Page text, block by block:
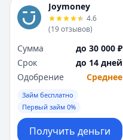
Joymoney
4.6
(19отзывов)
Сумма
до 30 000 ₽
Срок
до 14 дней
Одобрение
Среднее
Займ бесплатно
Первый займ 0%
Получить деньги